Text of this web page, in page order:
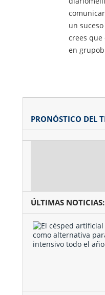
un
crees que
en
PRONÓSTICO DEL
ÚLTIMAS NOTICIAS: